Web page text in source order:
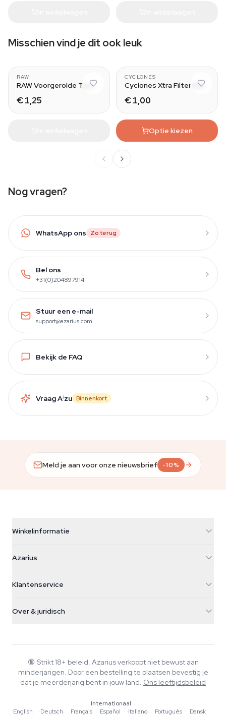
Misschien vind je dit ook leuk
RAW
RAW Voorgerolde Tips
€ 1,25
CYCLONES
Cyclones Xtra Filtertips
€ 1,00
Optie kiezen
Nog vragen?
WhatsApp ons Zo terug
Bel ons
+31(0)204897914
Stuur een e-mail
support@azarius.com
Bekijk de FAQ
Vraag Aizu Binnenkort
Meld je aan voor onze nieuwsbrief -10%
Winkelinformatie
Galvaniweg 11
Nederland
+31(0)204897914
Azarius
Smokeshop
Klantenservice
Retourbeleid
Veelgestelde vragen
Privacybeleid
Over & juridisch
Wiki
Muziek
Redactionele normen
🔞 Strikt 18+ beleid. Azarius verkoopt niet bewust aan
minderjarigen. Door een bestelling te plaatsen bevestig je
dat je meerderjarig bent in jouw land. Ons leeftijdsbeleid
Internationaal
English
·Deutsch ·Français ·Español ·Italiano ·Português ·Dansk ·